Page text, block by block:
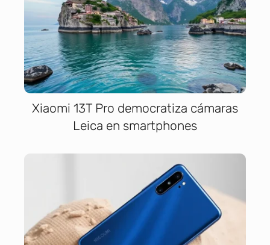
Xiaomi 13T Pro democratiza cámaras
Leica en smartphones